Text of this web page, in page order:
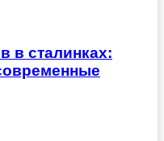
в сталинках: